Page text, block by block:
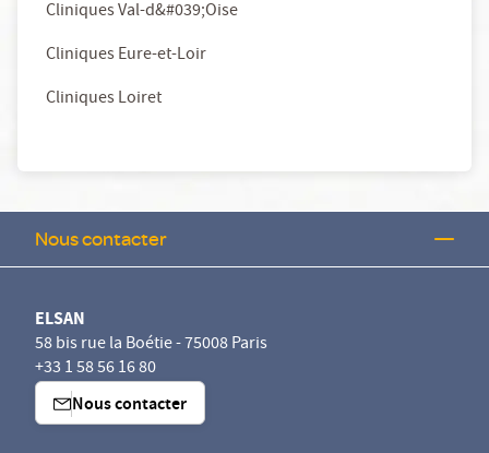
Cliniques Val-d&#039;Oise
Cliniques Eure-et-Loir
Cliniques Loiret
Nous contacter
ELSAN
58 bis rue la Boétie - 75008 Paris
+33 1 58 56 16 80
Nous contacter